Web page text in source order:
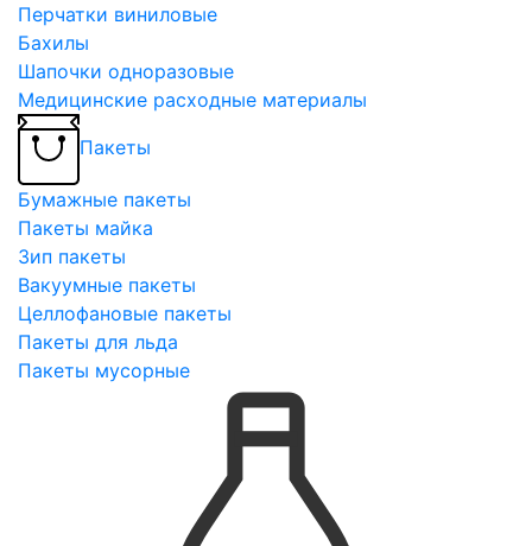
Перчатки виниловые
Бахилы
Шапочки одноразовые
Медицинские расходные материалы
Пакеты
Бумажные пакеты
Пакеты майка
Зип пакеты
Вакуумные пакеты
Целлофановые пакеты
Пакеты для льда
Пакеты мусорные